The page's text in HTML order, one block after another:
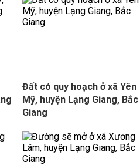
Đất có quy hoạch ở xã Yên
Mỹ, huyện Lạng Giang, Bắc
Giang